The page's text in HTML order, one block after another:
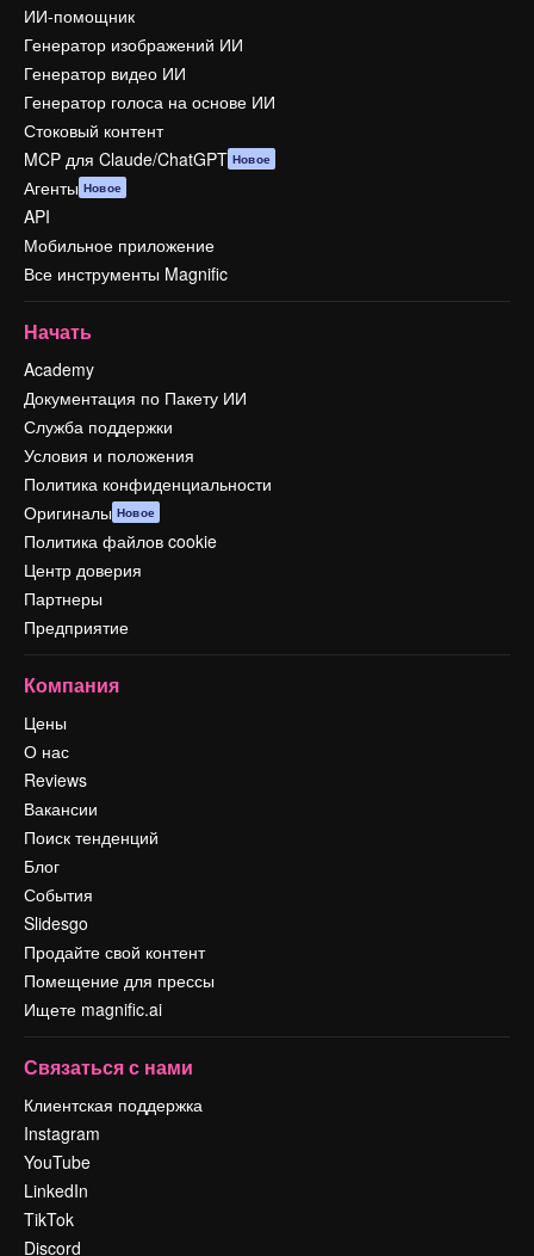
ИИ-помощник
Генератор изображений ИИ
Генератор видео ИИ
Генератор голоса на основе ИИ
Стоковый контент
MCP для Claude/ChatGPT Новое
Агенты Новое
API
Мобильное приложение
Все инструменты Magnific
Начать
Academy
Документация по Пакету ИИ
Служба поддержки
Условия и положения
Политика конфиденциальности
Оригиналы Новое
Политика файлов cookie
Центр доверия
Партнеры
Предприятие
Компания
Цены
О нас
Reviews
Вакансии
Поиск тенденций
Блог
События
Slidesgo
Продайте свой контент
Помещение для прессы
Ищете magnific.ai
Связаться с нами
Клиентская поддержка
Instagram
YouTube
LinkedIn
TikTok
Discord